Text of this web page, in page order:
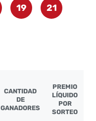
19 21
CANTIDAD
DE
GANADORES
PREMIO
LÍQUIDO
POR
SORTEO